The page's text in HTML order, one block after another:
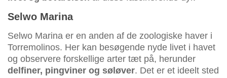
Selwo Marina
Selwo Marina er en anden af de zoologiske haver i
Torremolinos. Her kan besøgende nyde livet i havet
og observere forskellige arter tæt på, herunder
delfiner, pingviner og søløver. Det er et ideelt sted